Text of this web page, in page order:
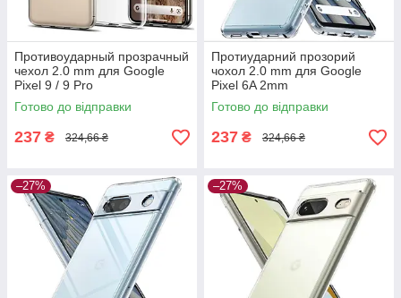
Противоударный прозрачный
чехол 2.0 mm для Google
Pixel 9 / 9 Pro
Готово до відправки
237 ₴ 324,66 ₴
Протиударний прозорий
чохол 2.0 mm для Google
Pixel 6A 2mm
Готово до відправки
237 ₴ 324,66 ₴
–27% –27%